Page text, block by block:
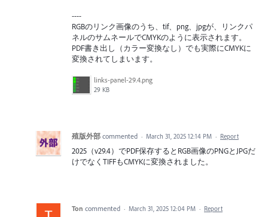
----
RGBのリンク画像のうち、tif、png、jpgが、リンクパ
ネルのサムネールでCMYKのように表示されます。
PDF書き出し（カラー変換なし）でも実際にCMYKに
変換されてしまいます。
links-panel-29.4.png
29 KB
殖版外部 commented · March 31, 2025 12:14 PM · Report
2025（v29.4）でPDF保存するとRGB画像のPNGとJPGだ
けでなくTIFFもCMYKに変換されました。
Ton commented · March 31, 2025 12:04 PM · Report